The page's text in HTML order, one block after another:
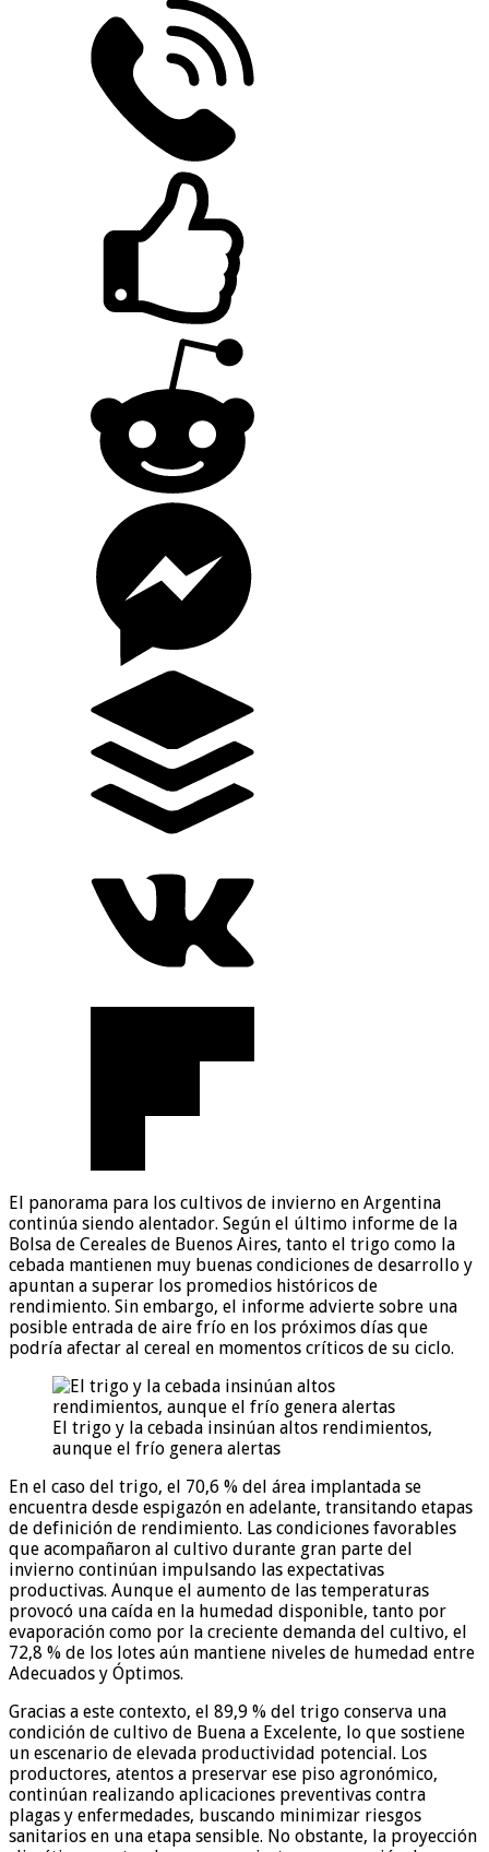
El panorama para los cultivos de invierno en Argentina
continúa siendo alentador. Según el último informe de la
Bolsa de Cereales de Buenos Aires, tanto el trigo como la
cebada mantienen muy buenas condiciones de desarrollo y
apuntan a superar los promedios históricos de
rendimiento. Sin embargo, el informe advierte sobre una
posible entrada de aire frío en los próximos días que
podría afectar al cereal en momentos críticos de su ciclo.
El trigo y la cebada insinúan altos rendimientos,
aunque el frío genera alertas
En el caso del trigo, el 70,6 % del área implantada se
encuentra desde espigazón en adelante, transitando etapas
de definición de rendimiento. Las condiciones favorables
que acompañaron al cultivo durante gran parte del
invierno continúan impulsando las expectativas
productivas. Aunque el aumento de las temperaturas
provocó una caída en la humedad disponible, tanto por
evaporación como por la creciente demanda del cultivo, el
72,8 % de los lotes aún mantiene niveles de humedad entre
Adecuados y Óptimos.
Gracias a este contexto, el 89,9 % del trigo conserva una
condición de cultivo de Buena a Excelente, lo que sostiene
un escenario de elevada productividad potencial. Los
productores, atentos a preservar ese piso agronómico,
continúan realizando aplicaciones preventivas contra
plagas y enfermedades, buscando minimizar riesgos
sanitarios en una etapa sensible. No obstante, la proyección